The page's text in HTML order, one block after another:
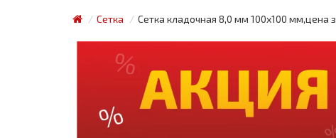
Сетка Сетка кладочная 8,0 мм 100х100 мм,цена